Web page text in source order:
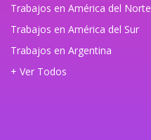
Trabajos en América del Norte
Trabajos en América del Sur
Trabajos en Argentina
+ Ver Todos